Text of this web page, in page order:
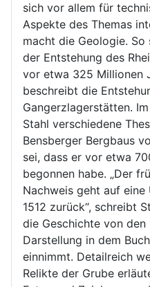
sich vor allem für
Aspekte des Themas
macht die Geologie.
der Entstehung des
vor etwa 325 Millionen
beschreibt die
Gangerzlagerstätten.
Stahl verschiedene
Bensberger Bergbaus
sei, dass er vor etwa
begonnen habe. „Der
Nachweis geht auf
1512 zurück“, schreibt
die Geschichte von den
Darstellung in dem
einnimmt. Detailreich
Relikte der Grube